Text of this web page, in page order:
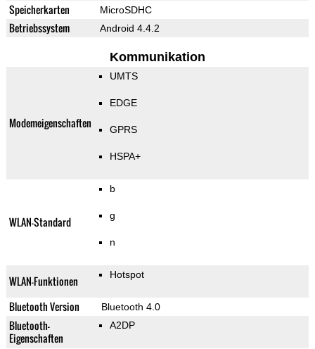
Speicherkarten MicroSDHC
Betriebssystem Android 4.4.2
Kommunikation
Modemeigenschaften
UMTS
EDGE
GPRS
HSPA+
WLAN-Standard
b
g
n
WLAN-Funktionen Hotspot
Bluetooth Version Bluetooth 4.0
Bluetooth-
Eigenschaften
A2DP